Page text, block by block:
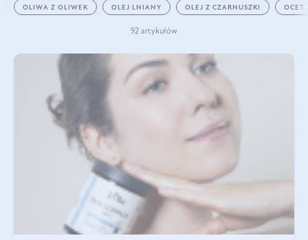
OLIWA Z OLIWEK OLEJ LNIANY OLEJ Z CZARNUSZKI OCET
92 artykułów